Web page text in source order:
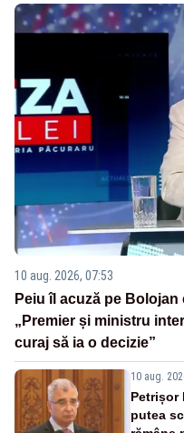
10 aug. 2026, 07:53
Peiu îl acuză pe
„Premier și ministru
curaj să ia o decizie”
10 aug.
Petrișor
putea